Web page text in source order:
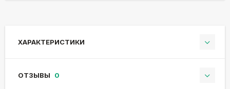
ХАРАКТЕРИСТИКИ
ОТЗЫВЫ 0